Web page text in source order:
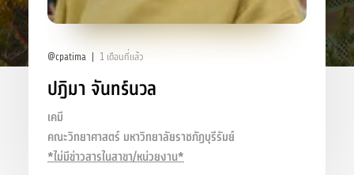
@cpatima 1 เดือนที่แล้ว
ปฎิมา จันทร์นวล
เคมี
คณะวิทยาศาสตร์ มหาวิทยาลัยราชภัฏบุรีรัมย์
*ไม่มีข่าวสารในสาขา/หน่วยงาน*